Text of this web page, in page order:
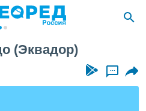
(Эквадор)
...